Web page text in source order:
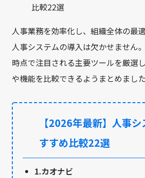
人事業務を効率化し、組織全体の最
人事システムの導入は欠かせません
時点で注目される主要ツールを厳選
や機能を比較できるようまとめました
【2026年最新】人事
すすめ比較22選
1.カオナビ